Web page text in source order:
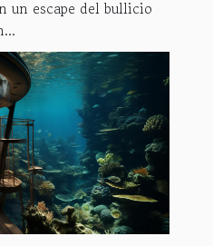
un escape del bullicio